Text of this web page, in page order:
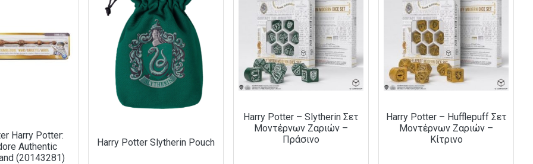
Harry Potter:
Authentic
(20143281)
Harry Potter Slytherin Pouch
Harry Potter – Slytherin Σετ
Μοντέρνων Ζαριών –
Πράσινο
Harry Potter – Hufflepuff Σετ
Μοντέρνων Ζαριών –
Κίτρινο